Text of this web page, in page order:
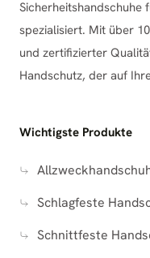
spezialisiert. Mit über
und zertifizierter
Handschutz, der auf
Wichtigste Produkte
Schlagfeste
Schnittfeste